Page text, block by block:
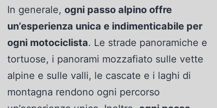
In generale, ogni passo alpino offre
un’esperienza unica e indimenticabile per
ogni motociclista. Le strade panoramiche e
tortuose, i panorami mozzafiato sulle vette
alpine e sulle valli, le cascate e i laghi di
montagna rendono ogni percorso